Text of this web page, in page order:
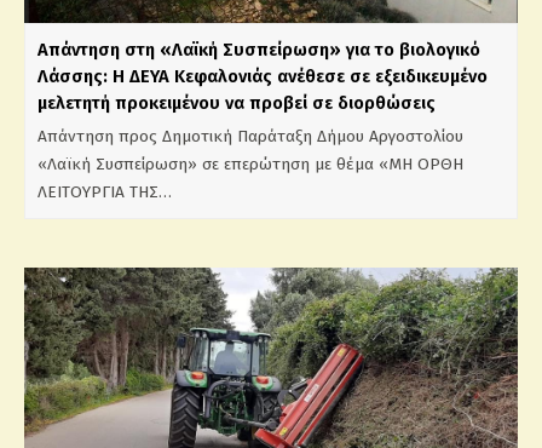
Απάντηση στη «Λαϊκή Συσπείρωση» για το βιολογικό
Λάσσης: Η ΔΕΥΑ Κεφαλονιάς ανέθεσε σε εξειδικευμένο
μελετητή προκειμένου να προβεί σε διορθώσεις
Απάντηση προς Δημοτική Παράταξη Δήμου Αργοστολίου
«Λαϊκή Συσπείρωση» σε επερώτηση με θέμα «ΜΗ ΟΡΘΗ
ΛΕΙΤΟΥΡΓΙΑ ΤΗΣ…